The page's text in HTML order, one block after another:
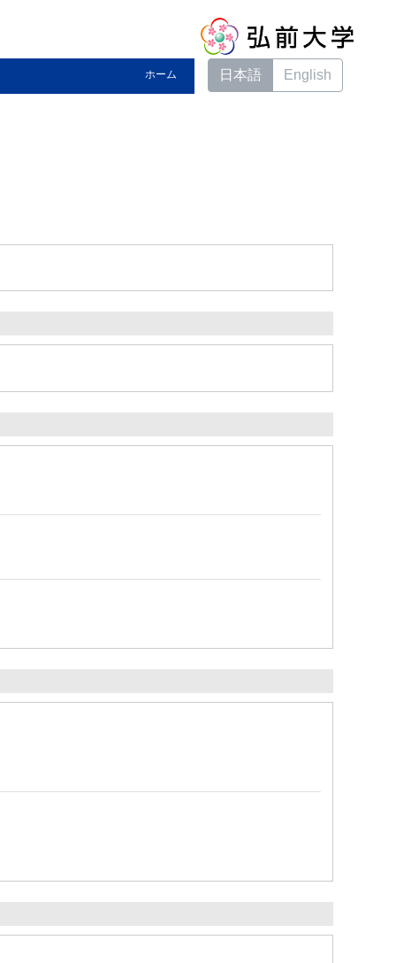
ホーム 日本語 English